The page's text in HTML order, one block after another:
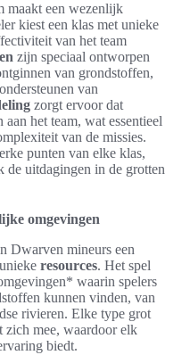
maakt een wezenlijk
kiest een klas met unieke
van het team
zijn speciaal ontworpen
van grondstoffen,
van
zorgt ervoor dat
het team, wat essentieel
van de missies.
punten van elke klas,
de uitdagingen in de grotten
omgevingen
Dwarven mineurs een
resources. Het spel
waarin spelers
kunnen vinden, van
rivieren. Elke type grot
zich mee, waardoor elk
biedt.